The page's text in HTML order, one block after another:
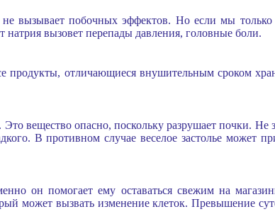
вызывает побочных эффектов. Но если мы
натрия вызовет перепады давления, головные боли.
продукты, отличающиеся внушительным сроком
вещество опасно, поскольку разрушает почки. Не
В противном случае веселое застолье может
он помогает ему оставаться свежим на
может вызвать изменение клеток. Превышение